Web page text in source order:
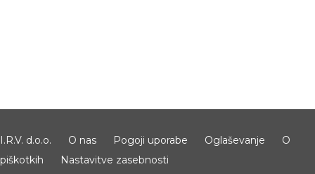
I.R.V. d.o.o. O nas Pogoji uporabe Oglaševanje
O
piškotkih
Nastavitve zasebnosti